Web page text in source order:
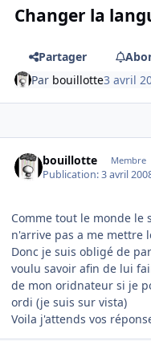
Changer la
Partager
Par bouillotte3 avril
bouillotte Membre
Publication:3 avril
Comme tout le monde
n'arrive pas a me mettre
Donc je suis obligé de
voulu savoir afin de lui
de mon oridnateur si je
ordi (je suis sur vista)
Voila j'attends vos